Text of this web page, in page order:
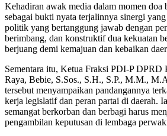
Kehadiran awak media dalam momen doa
sebagai bukti nyata terjalinnya sinergi
politik yang bertanggung jawab dengan
berimbang, dan konstruktif dua kekuatan
berjuang demi kemajuan dan kebaikan
Sementara itu, Ketua Fraksi PDI-P DPRD
Raya, Bebie, S.Sos., S.H., S.P., M.M.,
tersebut menyampaikan pandangannya
kerja legislatif dan peran partai di daerah.
semangat berkorban dan berbagi harus
pengambilan keputusan di lembaga